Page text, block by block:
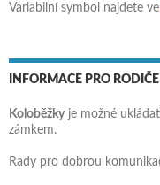
Variabilní symbol najdete ve
INFORMACE PRO
Koloběžkyje možné
zámkem.
Rady pro dobrou